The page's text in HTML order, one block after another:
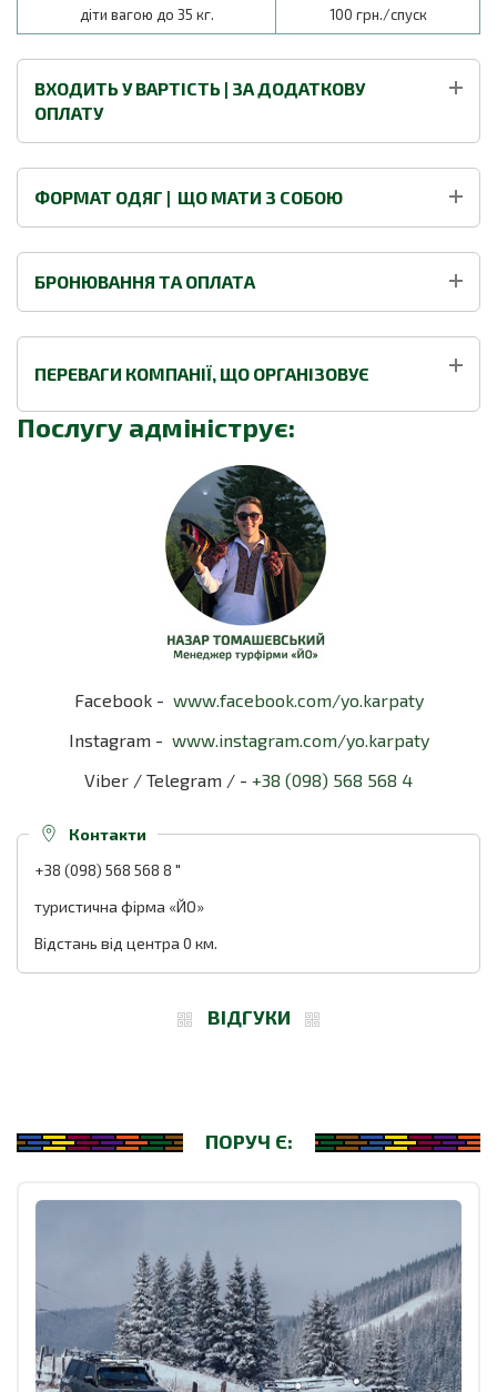
діти вагою до 35 кг. 100 грн./спуск
ВХОДИТЬ У ВАРТІСТЬ | ЗА ДОДАТКОВУ
ОПЛАТУ
ФОРМАТ ОДЯГ | ЩО МАТИ З СОБОЮ
БРОНЮВАННЯ ТА ОПЛАТА
ПЕРЕВАГИ КОМПАНІЇ, ЩО ОРГАНІЗОВУЄ
Послугу адмініструє:
Facebook - www.facebook.com/yo.karpaty
Instagram - www.instagram.com/yo.karpaty
Viber / Telegram / - +38 (098) 568 568 4
Контакти
+38 (098) 568 568 8 "
туристична фірма «ЙО»
Відстань від центра 0 км.
ВІДГУКИ
ПОРУЧ Є: